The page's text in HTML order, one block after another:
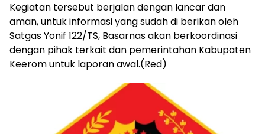
Kegiatan tersebut berjalan dengan lancar dan
aman, untuk informasi yang sudah di berikan oleh
Satgas Yonif 122/TS, Basarnas akan berkoordinasi
dengan pihak terkait dan pemerintahan Kabupaten
Keerom untuk laporan awal.(Red)